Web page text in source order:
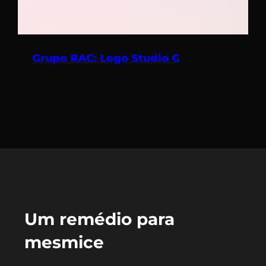
Grupo RAC: Logo Studio G
Um remédio para
mesmice